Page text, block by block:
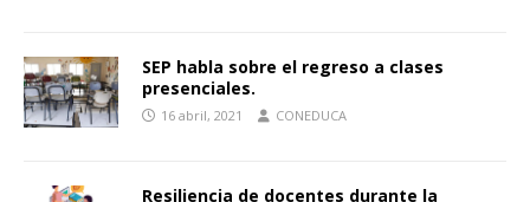
SEP habla sobre el regreso a clases
presenciales.
16 abril, 2021 CONEDUCA
Resiliencia de docentes durante la